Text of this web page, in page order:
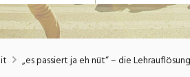
Arbeit
„es passiert ja eh nüt“ – die